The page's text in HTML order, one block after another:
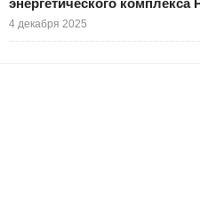
4 декабря 2025